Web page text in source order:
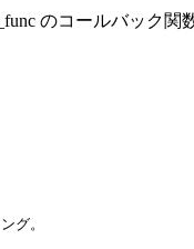
のコールバッ
グ。